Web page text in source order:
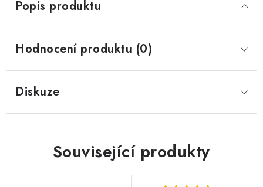
Popis produktu
Hodnocení produktu (0)
Diskuze
Související produkty